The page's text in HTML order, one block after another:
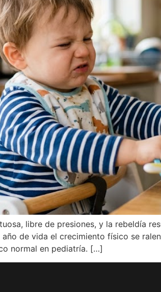
libre de presiones, y la rebeldía
de vida el crecimiento físico se
normal en pediatría. […]